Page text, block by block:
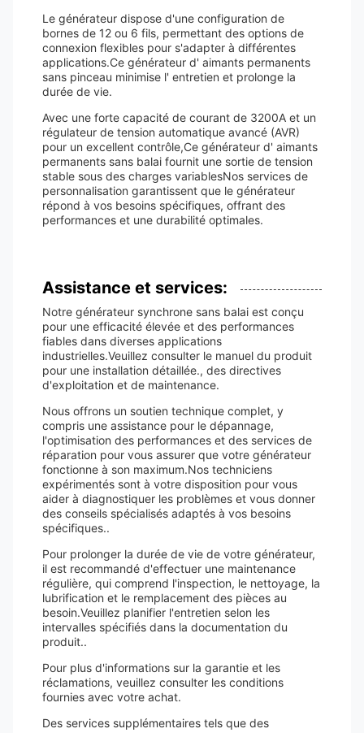
Le générateur dispose d'une configuration de
bornes de 12 ou 6 fils, permettant des options de
connexion flexibles pour s'adapter à différentes
applications.Ce générateur d' aimants permanents
sans pinceau minimise l' entretien et prolonge la
durée de vie.
Avec une forte capacité de courant de 3200A et un
régulateur de tension automatique avancé (AVR)
pour un excellent contrôle,Ce générateur d' aimants
permanents sans balai fournit une sortie de tension
stable sous des charges variablesNos services de
personnalisation garantissent que le générateur
répond à vos besoins spécifiques, offrant des
performances et une durabilité optimales.
Assistance et services:
Notre générateur synchrone sans balai est conçu
pour une efficacité élevée et des performances
fiables dans diverses applications
industrielles.Veuillez consulter le manuel du produit
pour une installation détaillée., des directives
d'exploitation et de maintenance.
Nous offrons un soutien technique complet, y
compris une assistance pour le dépannage,
l'optimisation des performances et des services de
réparation pour vous assurer que votre générateur
fonctionne à son maximum.Nos techniciens
expérimentés sont à votre disposition pour vous
aider à diagnostiquer les problèmes et vous donner
des conseils spécialisés adaptés à vos besoins
spécifiques..
Pour prolonger la durée de vie de votre générateur,
il est recommandé d'effectuer une maintenance
régulière, qui comprend l'inspection, le nettoyage, la
lubrification et le remplacement des pièces au
besoin.Veuillez planifier l'entretien selon les
intervalles spécifiés dans la documentation du
produit..
Pour plus d'informations sur la garantie et les
réclamations, veuillez consulter les conditions
fournies avec votre achat.
Des services supplémentaires tels que des